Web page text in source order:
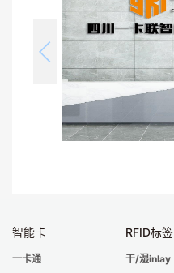
智能卡
一卡通
RFID标签
干/湿inlay